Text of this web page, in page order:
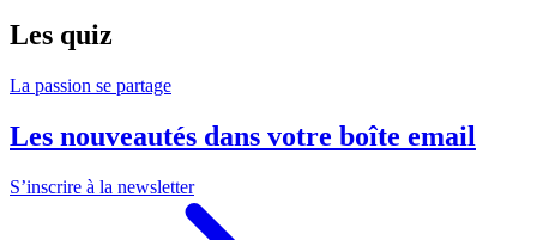
Les quiz
La passion se partage
Les nouveautés dans votre boîte email
S’inscrire à la newsletter